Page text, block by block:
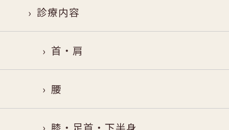
診療内容
首・肩
腰